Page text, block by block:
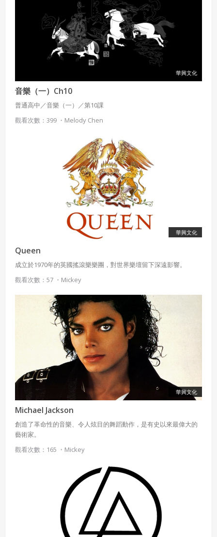
華興文化
音樂（一）Ch10
普通高中／音樂（一）／第10課
觀看次數：399 ・ Melody Chen
華興文化
Queen
成立於1970年的英國搖滾樂樂團，對世界樂壇留下深遠影響。
觀看次數：57 ・ Mickey
華興文化
Michael Jackson
創造了革命性的音樂、令人炫目的舞蹈動作，是有史以來最偉大的
藝術家。
觀看次數：165 ・ Mickey
雙方合意專以臺灣臺北地方法院為第一審管轄法